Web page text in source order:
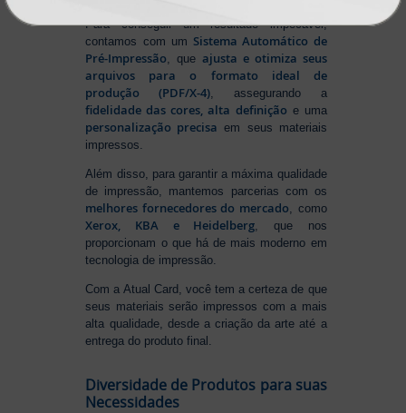
Para conseguir um resultado impecável,
contamos com um Sistema Automático de
Pré-Impressão, queajusta e otimiza seus
arquivos para o formato ideal de
produção (PDF/X-4), assegurando a
fidelidade das cores, alta definição e uma
personalização precisa em seus materiais
impressos.
Além disso, para garantir a máxima qualidade
de impressão, mantemos parcerias com os
melhores fornecedores do mercado, como
Xerox, KBA e Heidelberg, que nos
proporcionam o que há de mais moderno em
tecnologia de impressão.
Com a Atual Card, você tem a certeza de que
seus materiais serão impressos com a mais
alta qualidade, desde a criação da arte até a
entrega do produto final.
Diversidade de Produtos para suas
Necessidades